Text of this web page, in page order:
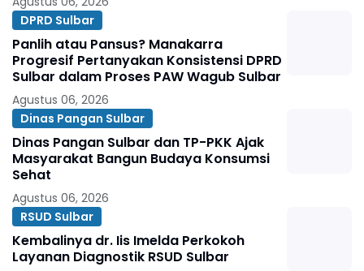
DPRD Sulbar
Panlih atau Pansus? Manakarra
Progresif Pertanyakan Konsistensi DPRD
Sulbar dalam Proses PAW Wagub Sulbar
Agustus 06, 2026
Dinas Pangan Sulbar
Dinas Pangan Sulbar dan TP-PKK Ajak
Masyarakat Bangun Budaya Konsumsi
Sehat
Agustus 06, 2026
RSUD Sulbar
Kembalinya dr. Iis Imelda Perkokoh
Layanan Diagnostik RSUD Sulbar